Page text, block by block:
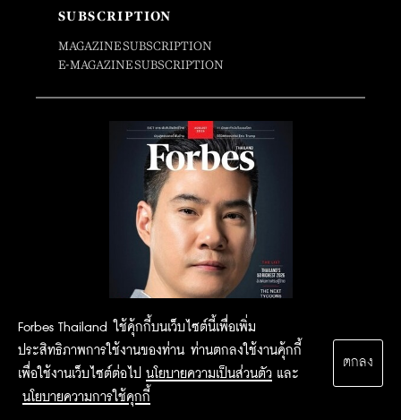
Forbes Thailand ใช้คุ้กกี้บนเว็บไซต์นี้เพื่อเพิ่ม
ประสิทธิภาพการใช้งานของท่าน ท่านตกลงใช้งานคุ้กกี้
เพื่อใช้งานเว็บไซต์ต่อไป นโยบายความเป็นส่วนตัว และ
นโยบายความการใช้คุกกี้
ตกลง
SUBSCRIPTION
MAGAZINE SUBSCRIPTION
E-MAGAZINE SUBSCRIPTION
2015 Forbesthailand.com ALL RIGHTS RESERVED